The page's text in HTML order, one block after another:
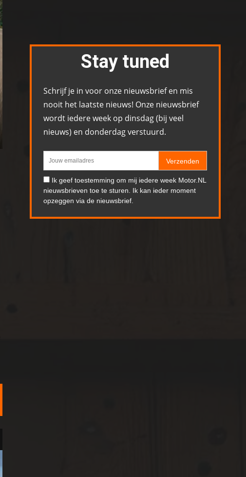
Stay tuned
Schrijf je in voor onze nieuwsbrief en mis
nooit het laatste nieuws! Onze nieuwsbrief
wordt iedere week op dinsdag (bij veel
nieuws) en donderdag verstuurd.
Verzenden
Ik geef toestemming om mij iedere week Motor.NL
nieuwsbrieven toe te sturen. Ik kan ieder moment
opzeggen via de nieuwsbrief.